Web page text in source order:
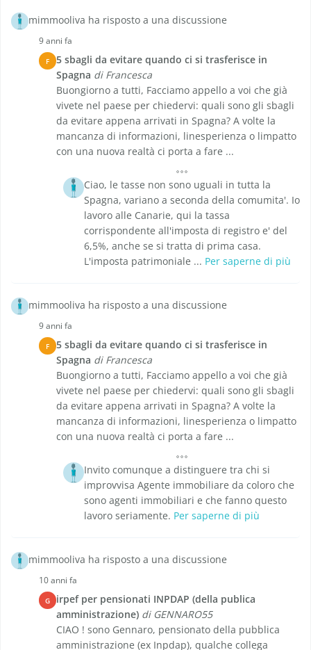
mimmooliva ha risposto a una discussione
9 anni fa
F
5 sbagli da evitare quando ci si trasferisce in
Spagna di Francesca
Buongiorno a tutti, Facciamo appello a voi che già
vivete nel paese per chiedervi: quali sono gli sbagli
da evitare appena arrivati in Spagna? A volte la
mancanza di informazioni, linesperienza o limpatto
con una nuova realtà ci porta a fare ...
Ciao, le tasse non sono uguali in tutta la
Spagna, variano a seconda della comumita'. Io
lavoro alle Canarie, qui la tassa
corrispondente all'imposta di registro e' del
6,5%, anche se si tratta di prima casa.
L'imposta patrimoniale ... Per saperne di più
mimmooliva ha risposto a una discussione
9 anni fa
F
5 sbagli da evitare quando ci si trasferisce in
Spagna di Francesca
Buongiorno a tutti, Facciamo appello a voi che già
vivete nel paese per chiedervi: quali sono gli sbagli
da evitare appena arrivati in Spagna? A volte la
mancanza di informazioni, linesperienza o limpatto
con una nuova realtà ci porta a fare ...
Invito comunque a distinguere tra chi si
improvvisa Agente immobiliare da coloro che
sono agenti immobiliari e che fanno questo
lavoro seriamente. Per saperne di più
mimmooliva ha risposto a una discussione
10 anni fa
G
irpef per pensionati INPDAP (della publica
amministrazione) di GENNARO55
CIAO ! sono Gennaro, pensionato della pubblica
amministrazione (ex Inpdap), qualche collega